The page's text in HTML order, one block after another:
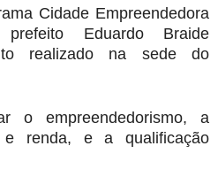
Cidade Empreendedora
Eduardo Braide
realizado na sede do
o empreendedorismo, a
e renda, e a qualificação